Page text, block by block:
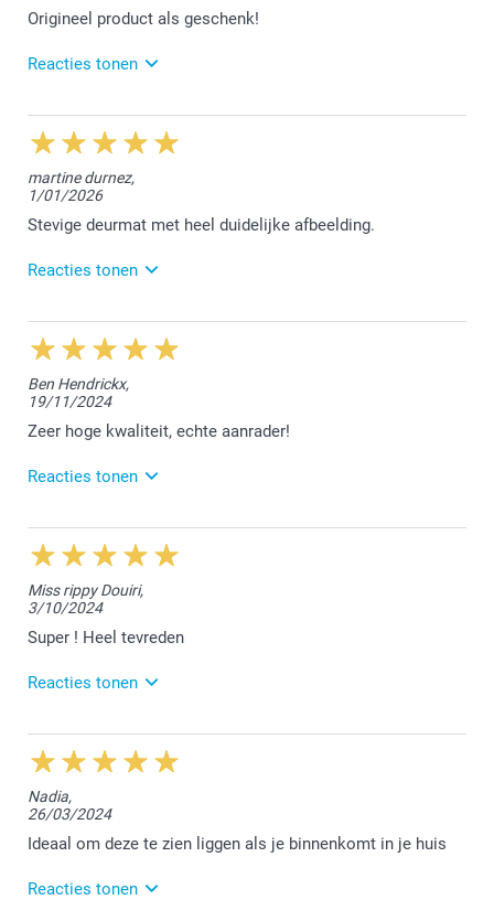
Origineel product als geschenk!
Reacties tonen
2/06/2026
10:01
Dag Katrien,
Bedankt voor jouw mooie woorden, hier zijn we heel
erg blij mee :-)
Nathalie @smartphoto
martine durnez,
1/01/2026
Stevige deurmat met heel duidelijke afbeelding.
Reacties tonen
19/02/2026
13:58
Dag Martine,
Blij te lezen dat je tevreden bent over de bestelde
deurmat. We vonden het fijn jouw bestelling te
mogen afwerken.
Vriendelijke groet!
Ben Hendrickx,
19/11/2024
Zeer hoge kwaliteit, echte aanrader!
Reacties tonen
20/11/2024
15:37
Dag Ben,
Bedankt voor jouw mooie review. Leuk dat we aan
jouw bestelling mochten meewerken. Heel graag tot
Vriendelijke groeten,
Chana @smartphoto
Miss rippy Douiri,
3/10/2024
Super ! Heel tevreden
Reacties tonen
4/10/2024
10:33
Beste Nathalie,
Bedankt voor jouw positieve feedback. We vonden
het fijn jouw bestelling te mogen afwerken.
Nathalie @smartphoto
Nadia,
26/03/2024
Ideaal om deze te zien liggen als je binnenkomt in je huis
Reacties tonen